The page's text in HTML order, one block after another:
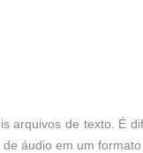
arquivos de texto. É
áudio em um